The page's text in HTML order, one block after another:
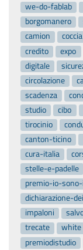
we-do-fablab
borgomanero
camion
coccia
credito
expo
digitale
circolazione
scadenza
studio
cibo
tirocinio
canton-ticino
cura-italia
stelle-e-padelle
premio-io-
dichiarazione-
impaloni
trecate
white
premiodistudio